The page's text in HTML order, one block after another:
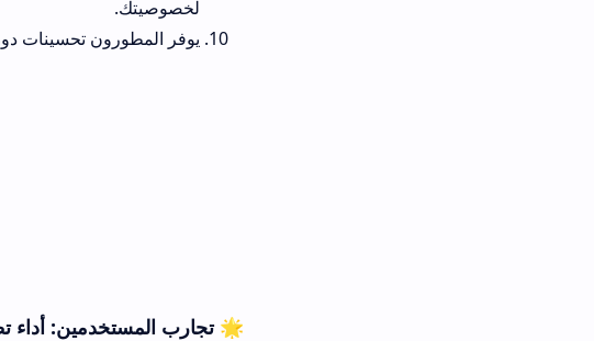
يوفر المطورون تحسينات دورية مستمرة
🌟 تجارب المستخدمين: أداء تطبيق vaco tv apk gratuit مقابل مشغلات البث الأخرى